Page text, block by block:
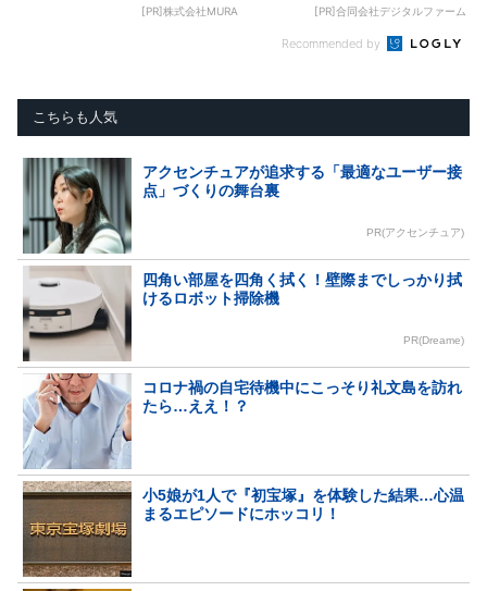
[PR]株式会社MURA [PR]合同会社デジタルファーム
Recommended by
こちらも人気
アクセンチュアが追求する「最適なユーザー接
点」づくりの舞台裏
PR(アクセンチュア)
四角い部屋を四角く拭く！壁際までしっかり拭
けるロボット掃除機
PR(Dreame)
コロナ禍の自宅待機中にこっそり礼文島を訪れ
たら…ええ！？
小5娘が1人で『初宝塚』を体験した結果…心温
まるエピソードにホッコリ！